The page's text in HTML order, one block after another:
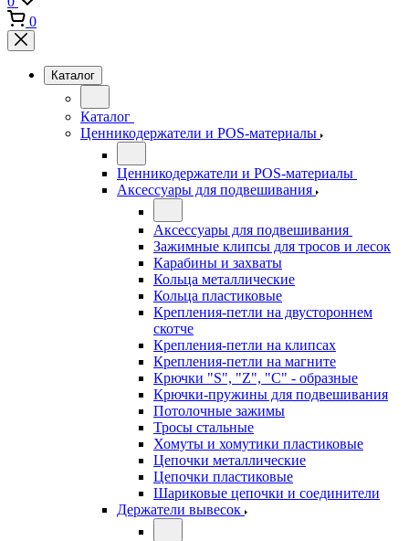
0
Каталог
Каталог
Ценникодержатели и POS-материалы
Ценникодержатели и POS-материалы
Аксессуары для подвешивания
Аксессуары для подвешивания
Зажимные клипсы для тросов и лесок
Карабины и захваты
Кольца металлические
Кольца пластиковые
Крепления-петли на двустороннем
скотче
Крепления-петли на клипсах
Крепления-петли на магните
Крючки "S", "Z", "C" - образные
Крючки-пружины для подвешивания
Потолочные зажимы
Тросы стальные
Хомуты и хомутики пластиковые
Цепочки металлические
Цепочки пластиковые
Шариковые цепочки и соединители
Держатели вывесок